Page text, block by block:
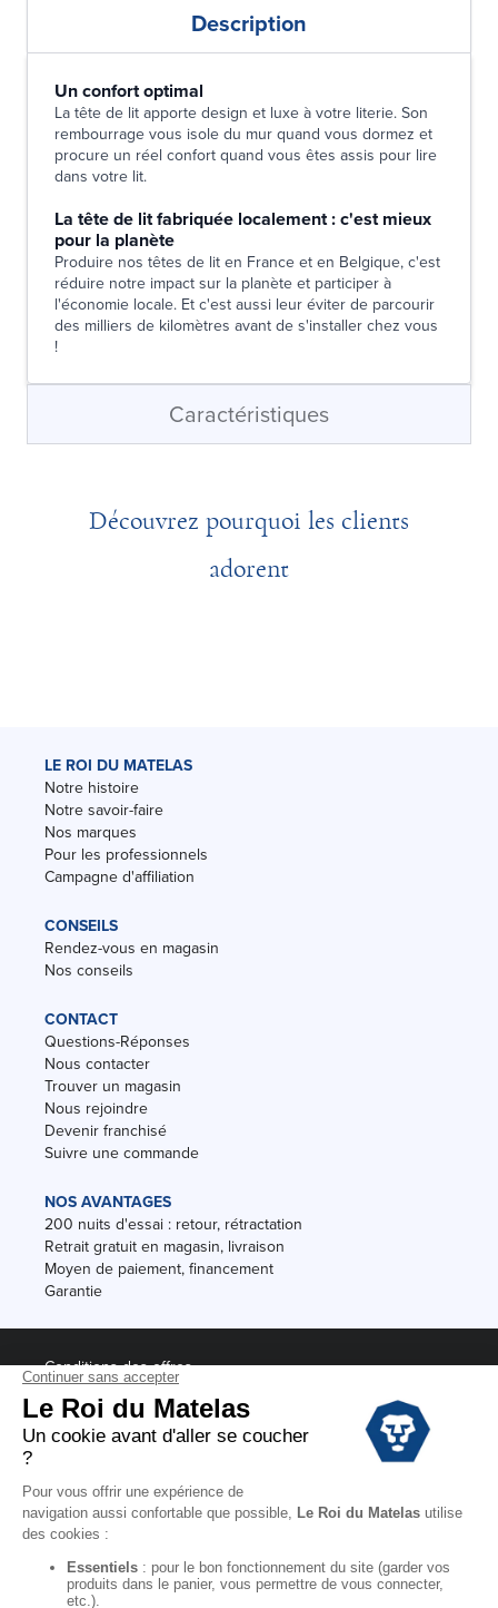
Description
Un confort optimal
La tête de lit apporte design et luxe à votre literie. Son
rembourrage vous isole du mur quand vous dormez et
procure un réel confort quand vous êtes assis pour lire
dans votre lit.
La tête de lit fabriquée localement : c'est mieux
pour la planète
Produire nos têtes de lit en France et en Belgique, c'est
réduire notre impact sur la planète et participer à
l'économie locale. Et c'est aussi leur éviter de parcourir
des milliers de kilomètres avant de s'installer chez vous
!
Caractéristiques
Découvrez pourquoi les clients
adorent
LE ROI DU MATELAS
Notre histoire
Notre savoir-faire
Nos marques
Pour les professionnels
Campagne d'affiliation
CONSEILS
Rendez-vous en magasin
Nos conseils
CONTACT
Questions-Réponses
Nous contacter
Trouver un magasin
Nous rejoindre
Devenir franchisé
Suivre une commande
NOS AVANTAGES
200 nuits d'essai : retour, rétractation
Retrait gratuit en magasin, livraison
Moyen de paiement, financement
Garantie
Conditions des offres
Black Friday
Destockage
Soldes
Conditions Générales de vente magasin
Conditions Générales de vente internet
Mentions Légales
Données personnelles
Codes promo Le Roi du Matelas